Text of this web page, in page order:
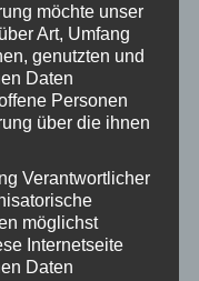
möchte unser
Art, Umfang
genutzten und
Daten
Personen
über die ihnen
Verantwortlicher
möglichst
Internetseite
Daten